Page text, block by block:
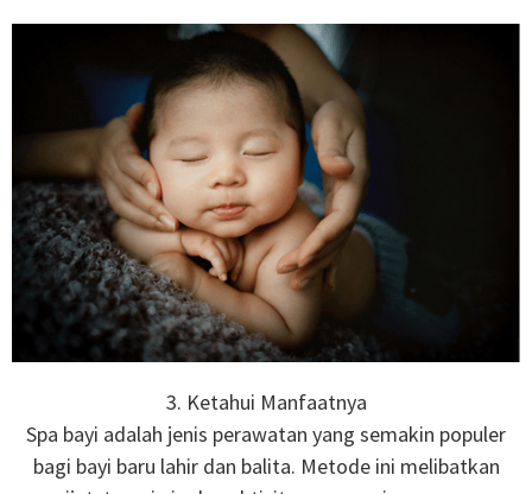
3. Ketahui Manfaatnya
Spa bayi adalah jenis perawatan yang semakin populer
bagi bayi baru lahir dan balita. Metode ini melibatkan